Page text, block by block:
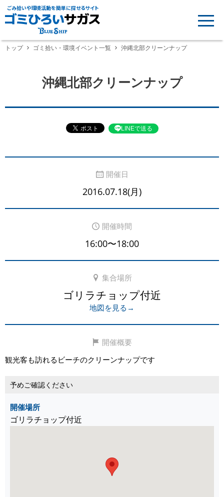
ごみ拾いや環境活動を簡単に探せるサイト
トップ ゴミ拾い・環境イベント一覧 沖縄北部クリーンナップ
沖縄北部クリーンナップ
LINEで送る
開催日
2016.07.18(月)
開催時間
16:00〜18:00
集合場所
ゴリラチョップ付近
地図を見る→
開催概要
観光客も訪れるビーチのクリーンナップです
予めご確認ください
開催場所
ゴリラチョップ付近